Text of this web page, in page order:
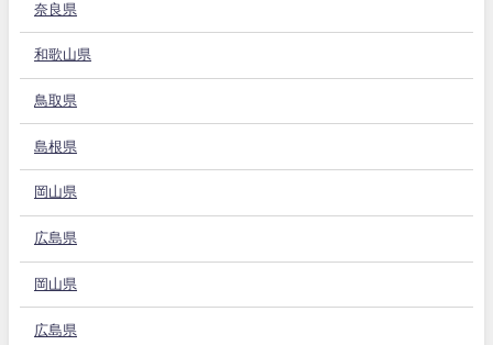
奈良県
和歌山県
鳥取県
島根県
岡山県
広島県
岡山県
広島県